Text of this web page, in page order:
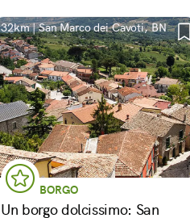
32km | San Marco dei Cavoti, BN
BORGO
Un borgo dolcissimo: San